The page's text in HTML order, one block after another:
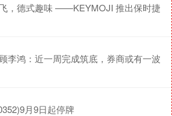
，德式趣味 ——KEYMOJI 推出保时捷
李鸿：近一周完成筑底，券商或有一波
月9日起停牌